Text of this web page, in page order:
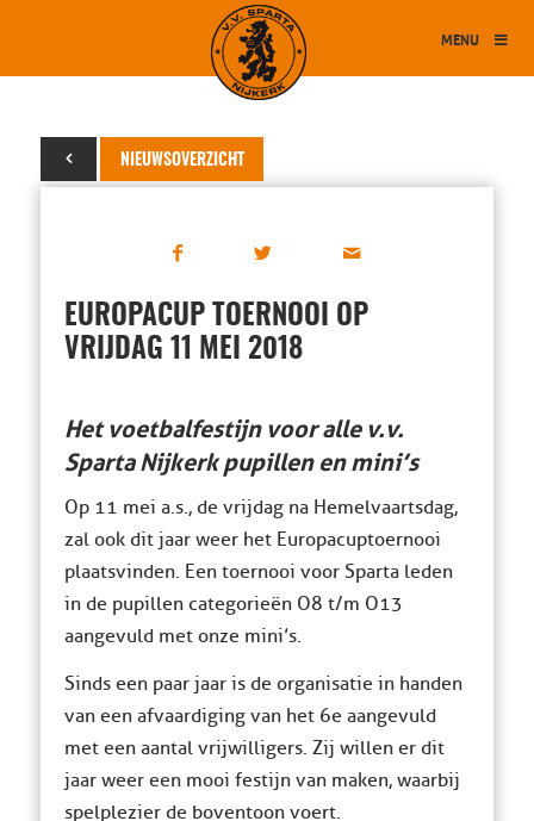
MENU
NIEUWSOVERZICHT
05 april 2018
EUROPACUP TOERNOOI OP
VRIJDAG 11 MEI 2018
Het voetbalfestijn voor alle v.v.
Sparta Nijkerk pupillen en mini’s
Op 11 mei a.s., de vrijdag na Hemelvaartsdag,
zal ook dit jaar weer het Europacuptoernooi
plaatsvinden. Een toernooi voor Sparta leden
in de pupillen categorieën O8 t/m O13
aangevuld met onze mini’s.
Sinds een paar jaar is de organisatie in handen
van een afvaardiging van het 6e aangevuld
met een aantal vrijwilligers. Zij willen er dit
jaar weer een mooi festijn van maken, waarbij
spelplezier de boventoon voert.